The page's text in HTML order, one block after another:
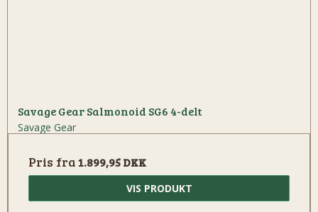
Savage Gear Salmonoid SG6 4-delt
Savage Gear
Pris fra1.899,95 DKK
VIS PRODUKT